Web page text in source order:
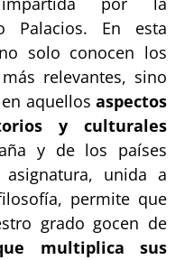
Palacios. En esta
solo conocen los
relevantes, sino
aquellos aspectos
y culturales
y de los países
asignatura, unida a
permite que
grado gocen de
multiplica sus